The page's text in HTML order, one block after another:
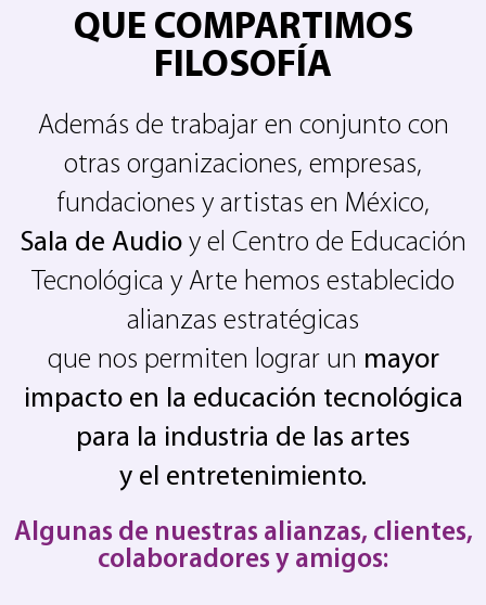
QUE COMPARTIMOS
FILOSOFÍA
Además de trabajar en conjunto con
otras organizaciones, empresas,
fundaciones y artistas en México,
Sala de Audio y el Centro de Educación
Tecnológica y Arte hemos establecido
alianzas estratégicas
que nos permiten lograr un mayor
impacto en la educación tecnológica
para la industria de las artes
y el entretenimiento.
Algunas de nuestras alianzas, clientes,
colaboradores y amigos: